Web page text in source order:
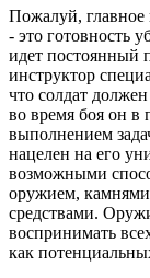
Пожалуй, главное
- это готовность
идет постоянный
инструктор
что солдат
во время боя он в
выполнением
нацелен на его
возможными
оружием,
средствами.
воспринимать
как